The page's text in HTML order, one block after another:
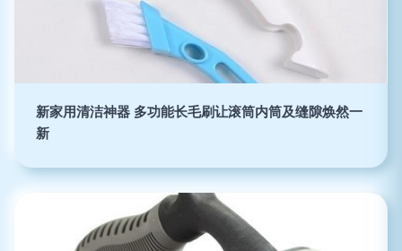
新家用清洁神器 多功能长毛刷让滚筒内筒及缝隙焕然一
新